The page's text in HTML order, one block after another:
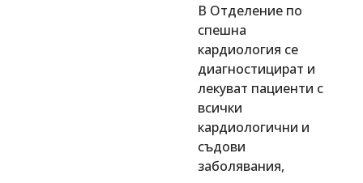
В Отделение по
спешна
кардиология се
диагностицират и
лекуват пациенти с
всички
кардиологични и
съдови
заболявания,